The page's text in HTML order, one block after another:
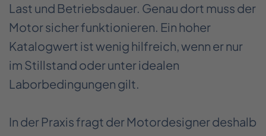
Last und Betriebsdauer. Genau dort muss der
Motor sicher funktionieren. Ein hoher
Katalogwert ist wenig hilfreich, wenn er nur
im Stillstand oder unter idealen
Laborbedingungen gilt.
In der Praxis fragt der Motordesigner deshalb